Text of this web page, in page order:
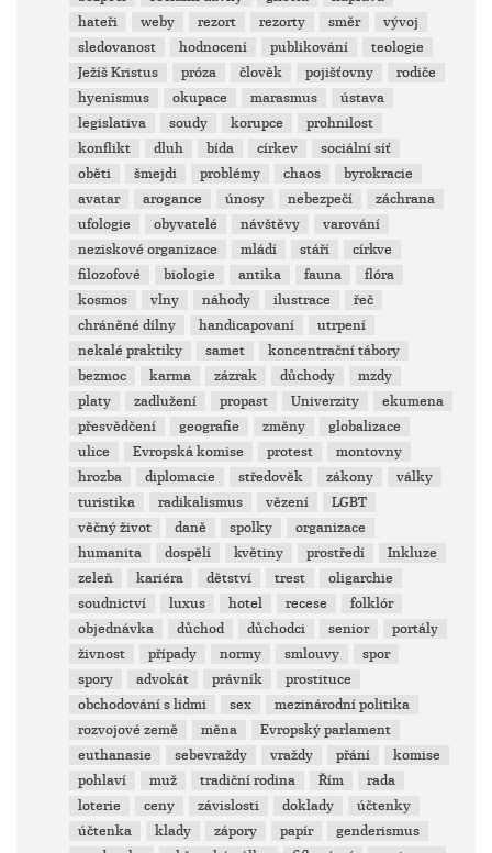
hateři
weby rezort rezorty směr
vývoj
sledovanost
hodnocení publikování
teologie
Ježíš Kristus
próza člověk pojišťovny
rodiče
hyenismus
okupace marasmus
ústava
legislativa
soudy korupce
prohnilost
konflikt
dluh bída církev
sociální síť
oběti
šmejdi problémy chaos
byrokracie
avatar
arogance únosy nebezpečí
záchrana
ufologie
obyvatelé návštěvy
varování
neziskové organizace
mládí stáří
církve
filozofové
biologie antika fauna
flóra
kosmos
vlny náhody ilustrace
řeč
chráněné dílny
handicapovaní
utrpení
nekalé praktiky
samet
koncentrační tábory
bezmoc
karma zázrak důchody
mzdy
platy
zadlužení propast Univerzity
ekumena
přesvědčení
geografie změny
globalizace
ulice
Evropská komise protest
montovny
hrozba
diplomacie středověk zákony
války
turistika
radikalismus vězení
LGBT
věčný život
daně spolky
organizace
humanita
dospělí květiny prostředí
Inkluze
zeleň
kariéra dětství trest
oligarchie
soudnictví
luxus hotel recese
folklór
objednávka
důchod důchodci senior
portály
živnost
případy normy smlouvy
spor
spory
advokát právník
prostituce
obchodování s lidmi
sex
mezinárodní politika
rozvojové země
měna
Evropský parlament
euthanasie
sebevraždy vraždy přání
komise
pohlaví
muž tradiční rodina Řím
rada
loterie
ceny závislosti doklady
účtenky
účtenka
klady zápory papír
genderismus